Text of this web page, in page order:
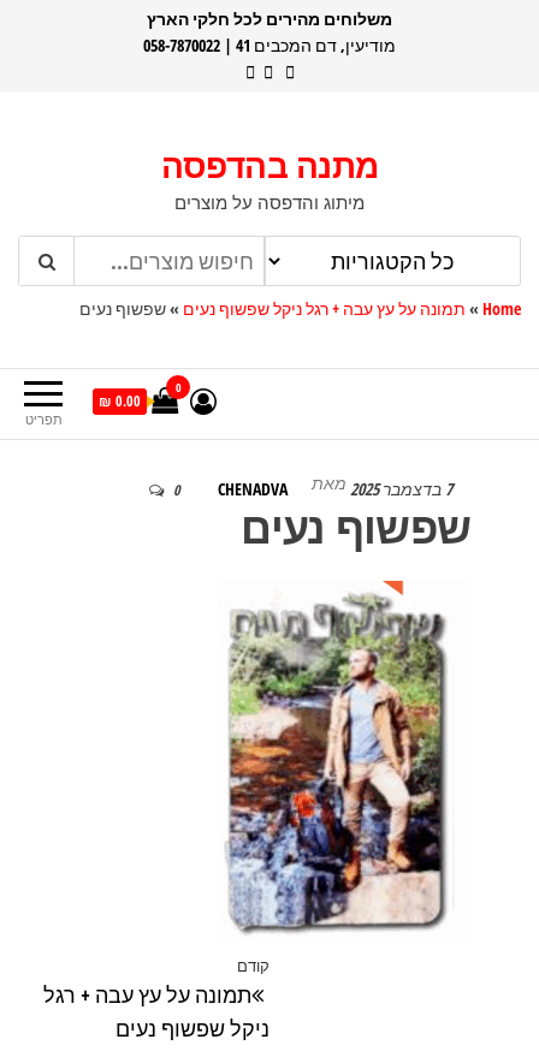
משלוחים מהירים לכל חלקי הארץ
מודיעין, דם המכבים 41 | 058-7870022
מתנה בהדפסה
מיתוג והדפסה על מוצרים
Home
» תמונה על עץ עבה + רגל ניקל שפשוף נעים »שפשוף נעים
תפריט
0
0.00 ₪
7 בדצמבר 2025 מאת CHENADVA
0
שפשוף נעים
הפוסט
הקודם
קודם
תמונה על עץ עבה + רגל
ניקל שפשוף נעים